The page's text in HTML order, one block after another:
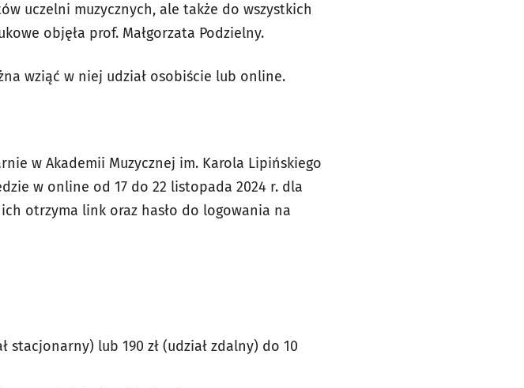
uczelni muzycznych, ale także do wszystkich
objęła prof. Małgorzata Podzielny.
wziąć w niej udział osobiście lub online.
w Akademii Muzycznej im. Karola Lipińskiego
w online od 17 do 22 listopada 2024 r. dla
otrzyma link oraz hasło do logowania na
stacjonarny) lub 190 zł (udział zdalny) do 10